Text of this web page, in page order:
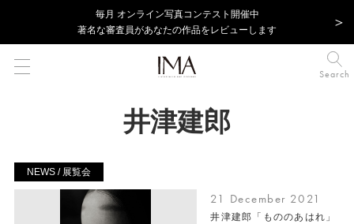
毎⽉ オンライン写真コンテスト開催中
著名な審査員があなたの作品をレビューします
Search
井津建郎
NEWS / 展覧会
21 December 2021
井津建郎「もののあはれ」